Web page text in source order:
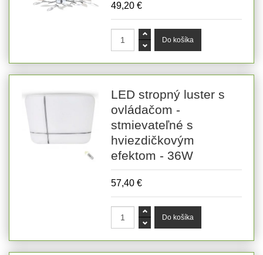
49,20 €
LED stropný luster s
ovládačom -
stmievateľné s
hviezdičkovým
efektom - 36W
57,40 €